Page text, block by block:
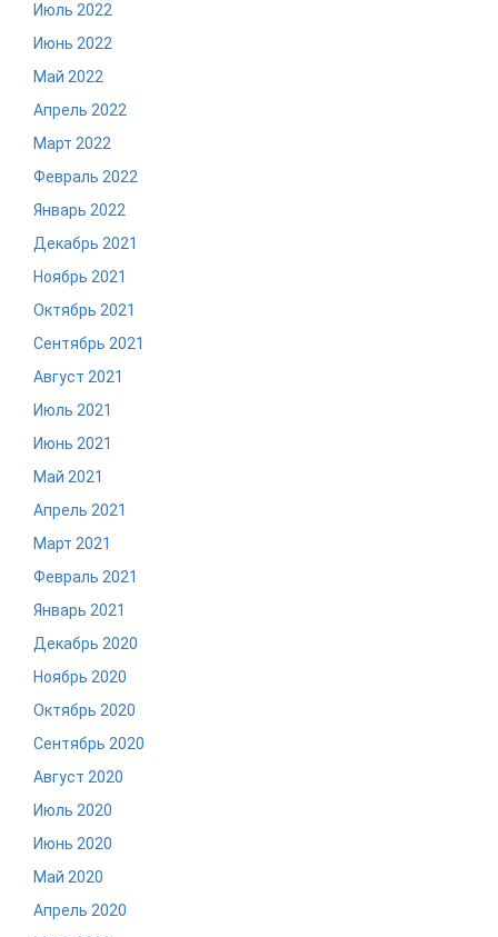
Июль 2022
Июнь 2022
Май 2022
Апрель 2022
Март 2022
Февраль 2022
Январь 2022
Декабрь 2021
Ноябрь 2021
Октябрь 2021
Сентябрь 2021
Август 2021
Июль 2021
Июнь 2021
Май 2021
Апрель 2021
Март 2021
Февраль 2021
Январь 2021
Декабрь 2020
Ноябрь 2020
Октябрь 2020
Сентябрь 2020
Август 2020
Июль 2020
Июнь 2020
Май 2020
Апрель 2020